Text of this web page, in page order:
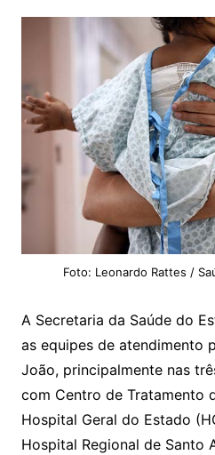
Foto: Leonardo Rattes /
A Secretaria da Saúde do
as equipes de atendimento
João, principalmente nas
com Centro de Tratamento
Hospital Geral do Estado
Hospital Regional de Santo